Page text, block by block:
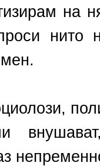
на
нито